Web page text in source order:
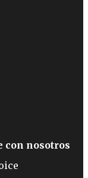
con nosotros